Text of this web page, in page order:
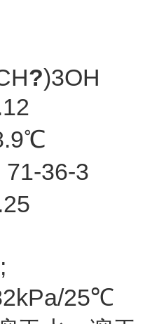
?)3OH
36-3
25℃